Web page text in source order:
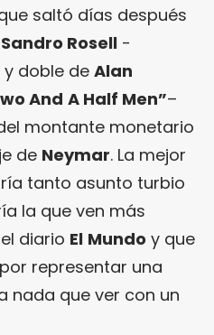
saltó días después
Sandro Rosell -
y doble de Alan
And A Half Men”–
montante monetario
de Neymar. La mejor
tanto asunto turbio
la que ven más
diario El Mundo y que
representar una
nada que ver con un